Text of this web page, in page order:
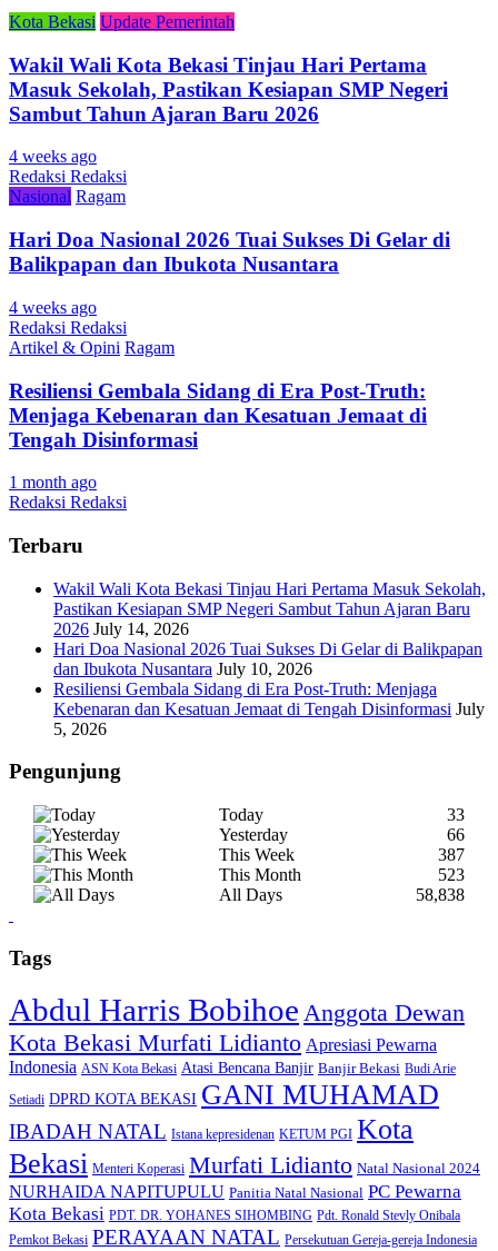
Kota Bekasi Update Pemerintah
Wakil Wali Kota Bekasi Tinjau Hari Pertama
Masuk Sekolah, Pastikan Kesiapan SMP Negeri
Sambut Tahun Ajaran Baru 2026
4 weeks ago
Redaksi Redaksi
Nasional Ragam
Hari Doa Nasional 2026 Tuai Sukses Di Gelar di
Balikpapan dan Ibukota Nusantara
4 weeks ago
Redaksi Redaksi
Artikel & Opini Ragam
Resiliensi Gembala Sidang di Era Post-Truth:
Menjaga Kebenaran dan Kesatuan Jemaat di
Tengah Disinformasi
1 month ago
Redaksi Redaksi
Terbaru
Wakil Wali Kota Bekasi Tinjau Hari Pertama Masuk Sekolah,
Pastikan Kesiapan SMP Negeri Sambut Tahun Ajaran Baru
2026 July 14, 2026
Hari Doa Nasional 2026 Tuai Sukses Di Gelar di Balikpapan
dan Ibukota Nusantara July 10, 2026
Resiliensi Gembala Sidang di Era Post-Truth: Menjaga
Kebenaran dan Kesatuan Jemaat di Tengah Disinformasi July
5, 2026
Pengunjung
Today
33
Yesterday
66
This Week
387
This Month
523
All Days
58,838
Tags
Abdul Harris Bobihoe Anggota Dewan
Kota Bekasi Murfati Lidianto Apresiasi Pewarna
Indonesia ASN Kota Bekasi Atasi Bencana Banjir Banjir Bekasi Budi Arie
Setiadi DPRD KOTA BEKASI GANI MUHAMAD
IBADAH NATAL Istana kepresidenan KETUM PGI Kota
Bekasi Menteri Koperasi Murfati Lidianto Natal Nasional 2024
NURHAIDA NAPITUPULU Panitia Natal Nasional PC Pewarna
Kota Bekasi PDT. DR. YOHANES SIHOMBING Pdt. Ronald Stevly Onibala
Pemkot Bekasi PERAYAAN NATAL Persekutuan Gereja-gereja Indonesia